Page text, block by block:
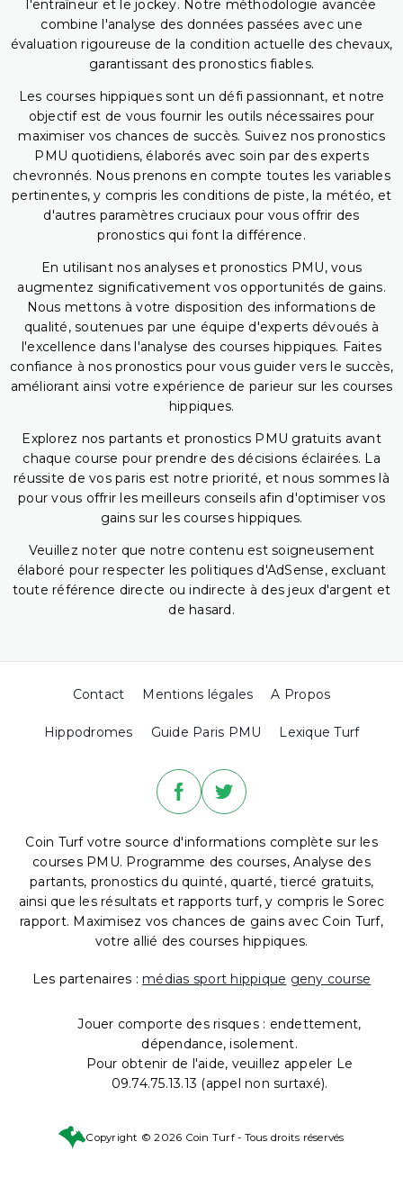
l'entraîneur et le jockey. Notre méthodologie avancée
combine l'analyse des données passées avec une
évaluation rigoureuse de la condition actuelle des chevaux,
garantissant des pronostics fiables.
Les courses hippiques sont un défi passionnant, et notre
objectif est de vous fournir les outils nécessaires pour
maximiser vos chances de succès. Suivez nos pronostics
PMU quotidiens, élaborés avec soin par des experts
chevronnés. Nous prenons en compte toutes les variables
pertinentes, y compris les conditions de piste, la météo, et
d'autres paramètres cruciaux pour vous offrir des
pronostics qui font la différence.
En utilisant nos analyses et pronostics PMU, vous
augmentez significativement vos opportunités de gains.
Nous mettons à votre disposition des informations de
qualité, soutenues par une équipe d'experts dévoués à
l'excellence dans l'analyse des courses hippiques. Faites
confiance à nos pronostics pour vous guider vers le succès,
améliorant ainsi votre expérience de parieur sur les courses
hippiques.
Explorez nos partants et pronostics PMU gratuits avant
chaque course pour prendre des décisions éclairées. La
réussite de vos paris est notre priorité, et nous sommes là
pour vous offrir les meilleurs conseils afin d'optimiser vos
gains sur les courses hippiques.
Veuillez noter que notre contenu est soigneusement
élaboré pour respecter les politiques d'AdSense, excluant
toute référence directe ou indirecte à des jeux d'argent et
de hasard.
Contact Mentions légales A Propos
Hippodromes Guide Paris PMU Lexique Turf
Coin Turf votre source d'informations complète sur les
courses PMU. Programme des courses, Analyse des
partants, pronostics du quinté, quarté, tiercé gratuits,
ainsi que les résultats et rapports turf, y compris le Sorec
rapport. Maximisez vos chances de gains avec Coin Turf,
votre allié des courses hippiques.
Les partenaires : médias sport hippique geny course
Jouer comporte des risques : endettement,
dépendance, isolement.
Pour obtenir de l'aide, veuillez appeler Le
09.74.75.13.13 (appel non surtaxé).
Copyright © 2026 Coin Turf - Tous droits réservés